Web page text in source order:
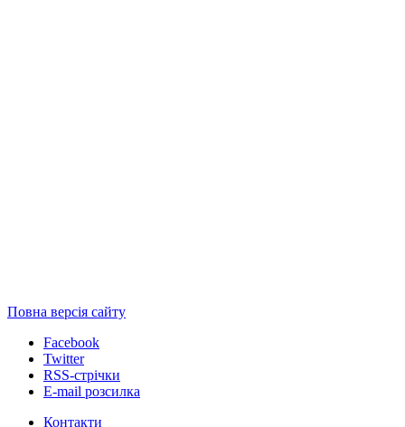
Повна версія сайту
Facebook
Twitter
RSS-стрічки
E-mail розсилка
Контакти